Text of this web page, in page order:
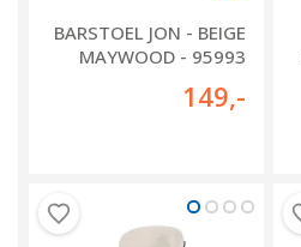
BARSTOEL JON - BEIGE
MAYWOOD - 95993
149,-